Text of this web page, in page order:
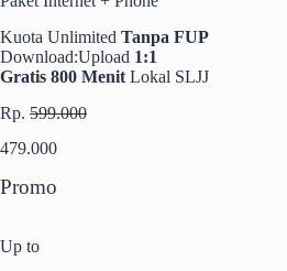
Kuota Unlimited Tanpa FUP
Download:Upload 1:1
Gratis 800 Menit Lokal SLJJ
Rp. 599.000
479.000
Promo
Up to